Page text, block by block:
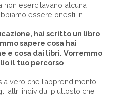
non esercitavano alcuna
essere onesti in
hai scritto un libro
sapere cosa hai
e cosa dai libri. Vorremmo
il tuo percorso
vero che l’apprendimento
altri individui piuttosto che